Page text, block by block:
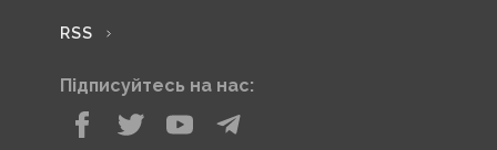
RSS
Підписуйтесь на нас: